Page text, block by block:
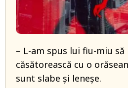
– L-am spus lui fiu-miu să
căsătorească cu o
sunt slabe și leneșe.